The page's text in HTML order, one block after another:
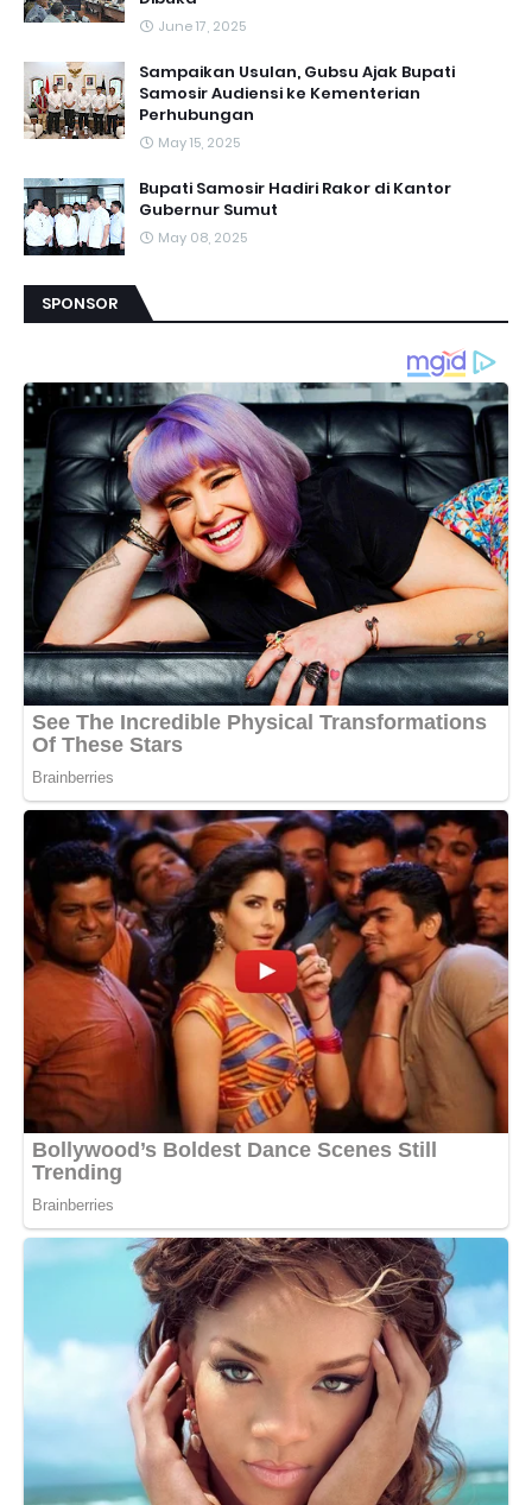
June 17, 2025
Sampaikan Usulan, Gubsu Ajak Bupati
Samosir Audiensi ke Kementerian
Perhubungan
May 15, 2025
Bupati Samosir Hadiri Rakor di Kantor
Gubernur Sumut
May 08, 2025
SPONSOR